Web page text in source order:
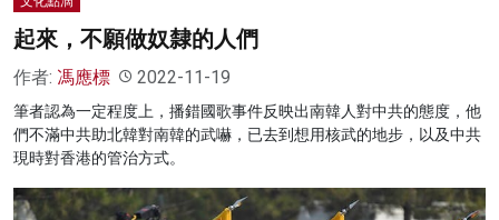
起來，不願做奴隸的人們
作者: 馮應標 2022-11-19
筆者認為一定程度上，播錯國歌事件反映出南韓人對中共的態度，他
們不滿中共助北韓對南韓的武嚇，已去到想用核武的地步，以及中共
現時對香港的管治方式。